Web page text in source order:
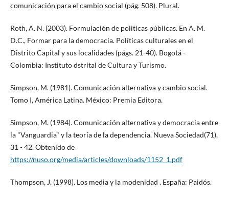
comunicación para el cambio social (pág. 508). Plural.
Roth, A. N. (2003). Formulación de politicas públicas. En A. M.
D.C., Formar para la democracia. Políticas culturales en el
Distrito Capital y sus localidades (págs. 21-40). Bogotá -
Colombia: Instituto dstrital de Cultura y Turismo.
Simpson, M. (1981). Comunicación alternativa y cambio social.
Tomo I, América Latina. México: Premia Editora.
Simpson, M. (1984). Comunicación alternativa y democracia entre
la "Vanguardia" y la teoría de la dependencia. Nueva Sociedad(71),
31 - 42. Obtenido de
https://nuso.org/media/articles/downloads/1152_1.pdf
Thompson, J. (1998). Los media y la modenidad . España: Paidós.